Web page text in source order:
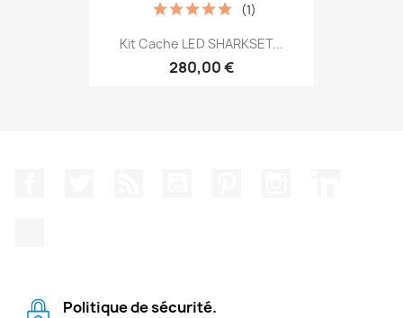
Kit Cache LED SHARKSET...
280,00 €
(1)
Politique de sécurité.